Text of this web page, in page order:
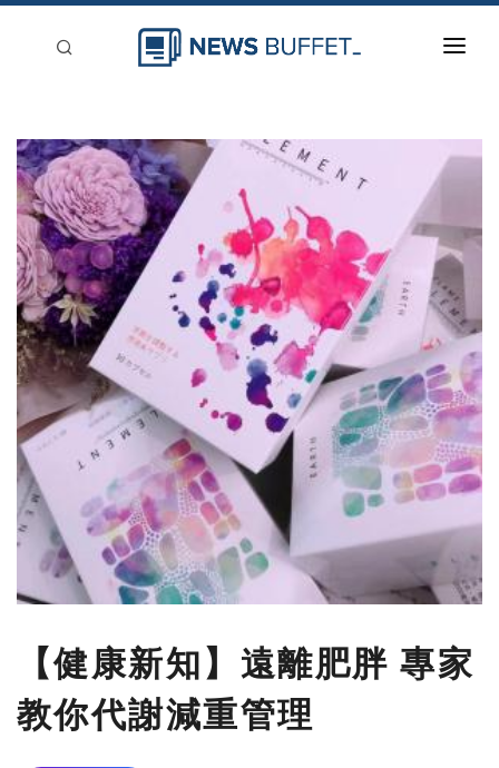
新聞稿分類
登入
刊登
【健康新知】遠離肥胖 專家
教你代謝減重管理